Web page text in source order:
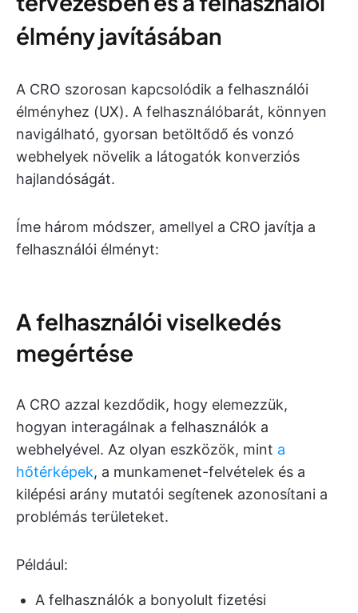
élmény javításában
A CRO szorosan kapcsolódik a felhasználói
élményhez (UX). A felhasználóbarát, könnyen
navigálható, gyorsan betöltődő és vonzó
webhelyek növelik a látogatók konverziós
hajlandóságát.
Íme három módszer, amellyel a CRO javítja a
felhasználói élményt:
A felhasználói viselkedés
megértése
A CRO azzal kezdődik, hogy elemezzük,
hogyan interagálnak a felhasználók a
webhelyével. Az olyan eszközök, mint a
hőtérképek, a munkamenet-felvételek és a
kilépési arány mutatói segítenek azonosítani a
problémás területeket.
Például:
A felhasználók a bonyolult fizetési